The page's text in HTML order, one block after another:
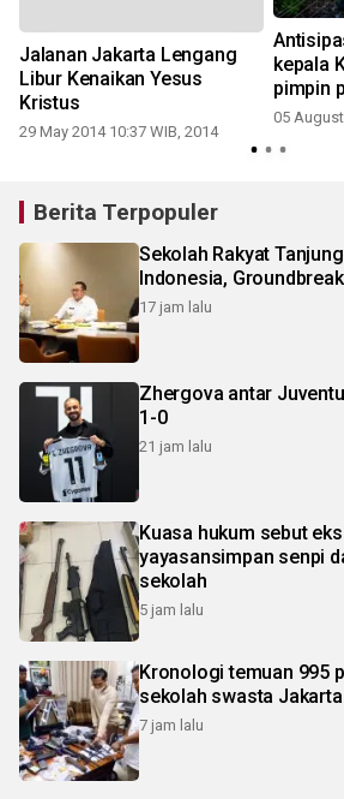
Jalanan Jakarta Lengang
Libur Kenaikan Yesus
Kristus
29 May 2014 10:37 WIB, 2014
kepala
pimpin
jalur
05
Berita Terpopuler
Sekolah Rakyat
Indonesia,
17 jam lalu
Zhergova antar
1-0
21 jam lalu
Kuasa hukum sebut
yayasansimpan senpi
sekolah
5 jam lalu
Kronologi temuan 995
sekolah swasta
7 jam lalu